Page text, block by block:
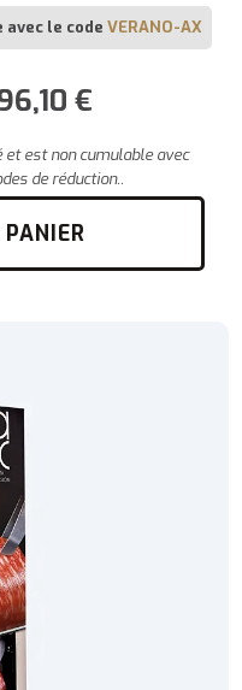
le code VERANO-AX
€
et est non cumulable avec
de réduction..